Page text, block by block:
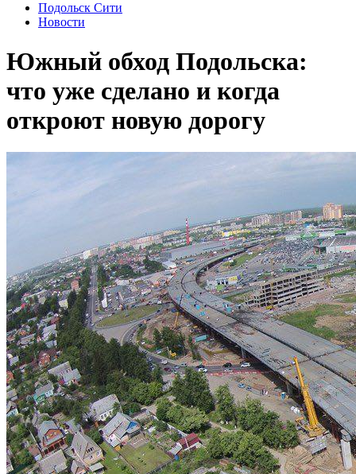
Подольск Сити
Новости
Южный обход Подольска:
что уже сделано и когда
откроют новую дорогу